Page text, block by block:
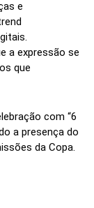
e
a expressão se
que
com “6
a presença do
da Copa.